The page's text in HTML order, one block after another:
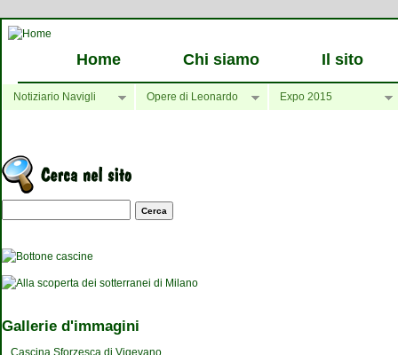
Home Chi siamo Il sito
Notiziario Navigli Opere di Leonardo Expo 2015
Maschera di ricerca
Gallerie d'immagini
Cascina Sforzesca di Vigevano